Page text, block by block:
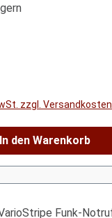
zzgl. Versandkosten
In den Warenkorb